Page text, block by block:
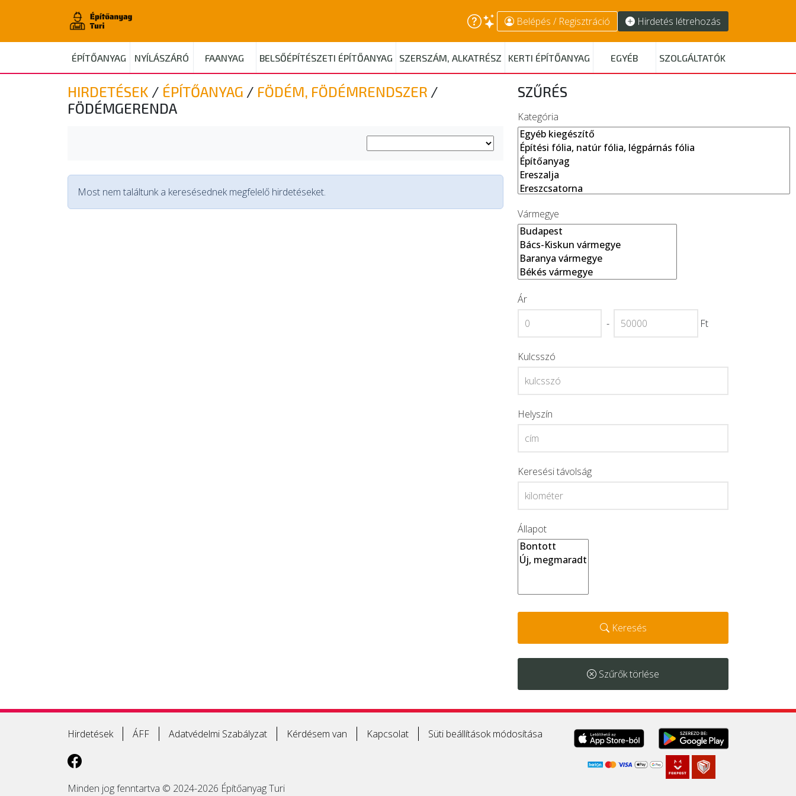
Belépés / Regisztráció Hirdetés létrehozás
ÉPÍTŐANYAG NYÍLÁSZÁRÓ FAANYAG BELSŐÉPÍTÉSZETI ÉPÍTŐANYAG SZERSZÁM, ALKATRÉSZ KERTI ÉPÍTŐANYAG EGYÉB SZOLGÁLTATÓK
HIRDETÉSEK / ÉPÍTŐANYAG / FÖDÉM, FÖDÉMRENDSZER /
FÖDÉMGERENDA
Most nem találtunk a keresésednek megfelelő hirdetéseket.
SZŰRÉS
Kategória
Vármegye
Ár
-
Ft
Kulcsszó
Helyszín
Keresési távolság
Állapot
Keresés
Szűrők törlése
Hirdetések ÁFF Adatvédelmi Szabályzat Kérdésem van Kapcsolat Süti beállítások módosítása
Minden jog fenntartva © 2024-2026 Építőanyag Turi